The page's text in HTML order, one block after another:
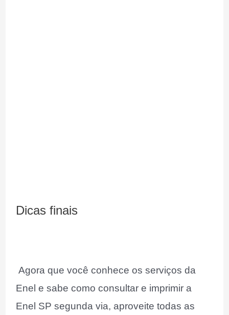
Dicas finais
Agora que você conhece os serviços da
Enel e sabe como consultar e imprimir a
Enel SP segunda via, aproveite todas as